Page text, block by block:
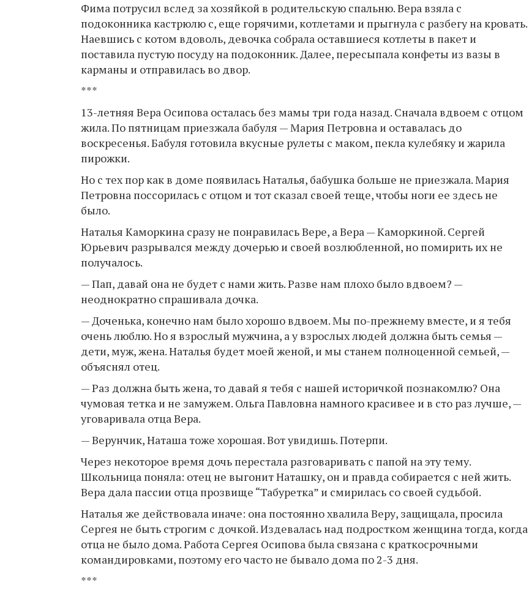
Фима потрусил вслед за хозяйкой в родительскую спальню. Вера взяла с
подоконника кастрюлю с, еще горячими, котлетами и прыгнула с разбегу на кровать.
Наевшись с котом вдоволь, девочка собрала оставшиеся котлеты в пакет и
поставила пустую посуду на подоконник. Далее, пересыпала конфеты из вазы в
карманы и отправилась во двор.
***
13-летняя Вера Осипова осталась без мамы три года назад. Сначала вдвоем с отцом
жила. По пятницам приезжала бабуля — Мария Петровна и оставалась до
воскресенья. Бабуля готовила вкусные рулеты с маком, пекла кулебяку и жарила
пирожки.
Но с тех пор как в доме появилась Наталья, бабушка больше не приезжала. Мария
Петровна поссорилась с отцом и тот сказал своей теще, чтобы ноги ее здесь не
было.
Наталья Каморкина сразу не понравилась Вере, а Вера — Каморкиной. Сергей
Юрьевич разрывался между дочерью и своей возлюбленной, но помирить их не
получалось.
— Пап, давай она не будет с нами жить. Разве нам плохо было вдвоем? —
неоднократно спрашивала дочка.
— Доченька, конечно нам было хорошо вдвоем. Мы по-прежнему вместе, и я тебя
очень люблю. Но я взрослый мужчина, а у взрослых людей должна быть семья —
дети, муж, жена. Наталья будет моей женой, и мы станем полноценной семьей, —
объяснял отец.
— Раз должна быть жена, то давай я тебя с нашей историчкой познакомлю? Она
чумовая тетка и не замужем. Ольга Павловна намного красивее и в сто раз лучше, —
уговаривала отца Вера.
— Верунчик, Наташа тоже хорошая. Вот увидишь. Потерпи.
Через некоторое время дочь перестала разговаривать с папой на эту тему.
Школьница поняла: отец не выгонит Наташку, он и правда собирается с ней жить.
Вера дала пассии отца прозвище “Табуретка” и смирилась со своей судьбой.
Наталья же действовала иначе: она постоянно хвалила Веру, защищала, просила
Сергея не быть строгим с дочкой. Издевалась над подростком женщина тогда, когда
отца не было дома. Работа Сергея Осипова была связана с краткосрочными
командировками, поэтому его часто не бывало дома по 2-3 дня.
***